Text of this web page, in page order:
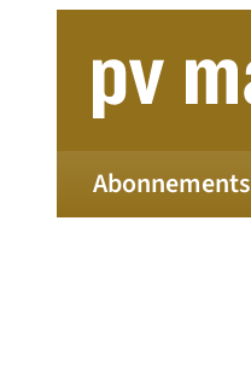
Abonnements